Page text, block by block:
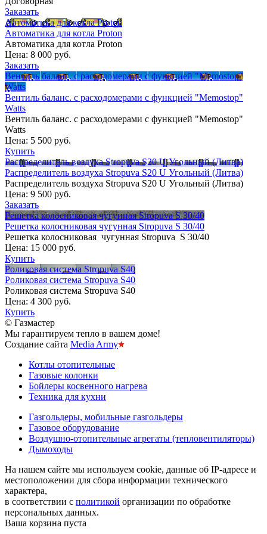
Заказать
Автоматика для котла Proton
Автоматика для котла Proton
Автоматика для котла Proton
Цена: 8 000 руб.
Заказать
Вентиль баланс. с расходомерами c функцией "Memostop"
Watts
Вентиль баланс. с расходомерами c функцией "Memostop"
Watts
Вентиль баланс. с расходомерами c функцией "Memostop"
Watts
Цена: 5 500 руб.
Купить
Распределитель воздуха Stropuva S20 U Угольный (Литва)
Распределитель воздуха Stropuva S20 U Угольный (Литва)
Распределитель воздуха Stropuva S20 U Угольный (Литва)
Цена: 9 500 руб.
Заказать
Решетка колосниковая чугунная Stropuva S 30/40
Решетка колосниковая чугунная Stropuva S 30/40
Решетка колосниковая чугунная Stropuva S 30/40
Цена: 15 000 руб.
Купить
Роликовая система Stropuva S40
Роликовая система Stropuva S40
Роликовая система Stropuva S40
Цена: 4 300 руб.
Купить
© Газмастер
Мы гарантируем тепло в вашем доме!
Создание сайта Media Army
Котлы отопительные
Газовые колонки
Бойлеры косвенного нагрева
Техника для кухни
Газгольдеры, мобильные газгольдеры
Газовое оборудование
Воздушно-отопительные агрегаты (тепловентиляторы)
Дымоходы
На нашем сайте мы используем cookie, данные об IP-адресе и
местоположении для сбора информации технического
характера,
в соответствии с политикой организации по обработке
персональных данных.
Ваша корзина пуста